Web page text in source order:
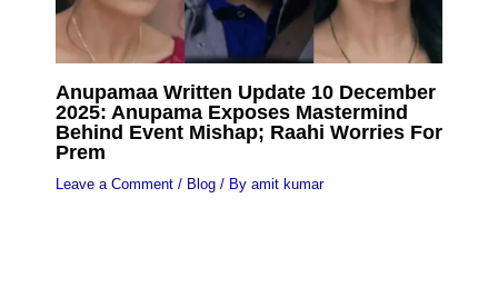
Anupamaa Written Update 10 December
2025: Anupama Exposes Mastermind
Behind Event Mishap; Raahi Worries For
Prem
Leave a Comment / Blog/ By amit kumar